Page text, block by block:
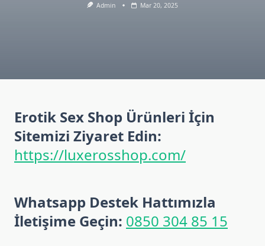
Admin Mar 20, 2025
Erotik Sex Shop Ürünleri İçin
Sitemizi Ziyaret Edin:
https://luxerosshop.com/
Whatsapp Destek Hattımızla
İletişime Geçin: 0850 304 85 15